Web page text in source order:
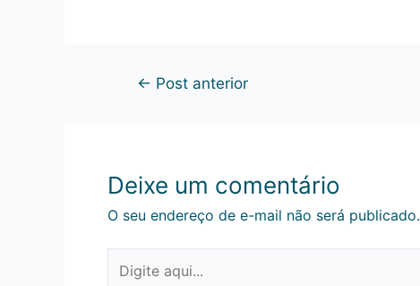
← Post anterior
Deixe um comentário
O seu endereço de e-mail não será publicado.
aqui...